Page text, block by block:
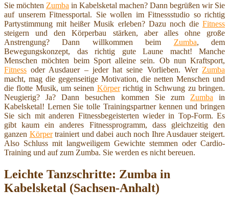
Sie möchten Zumba in Kabelsketal machen? Dann begrüßen wir Sie
auf unserem Fitnessportal. Sie wollen im Fitnessstudio so richtig
Partystimmung mit heißer Musik erleben? Dazu noch die Fitness
steigern und den Körperbau stärken, aber alles ohne große
Anstrengung? Dann willkommen beim Zumba, dem
Bewegungskonzept, das richtig gute Laune macht! Manche
Menschen möchten beim Sport alleine sein. Ob nun Kraftsport,
Fitness oder Ausdauer – jeder hat seine Vorlieben. Wer Zumba
macht, mag die gegenseitige Motivation, die netten Menschen und
die flotte Musik, um seinen Körperrichtig in Schwung zu bringen.
Neugierig? Ja? Dann besuchen kommen Sie zum Zumba in
Kabelsketal! Lernen Sie tolle Trainingspartner kennen und bringen
Sie sich mit anderen Fitnessbegeisterten wieder in Top-Form. Es
gibt kaum ein anderes Fitnessprogramm, dass gleichzeitig den
ganzen Körpertrainiert und dabei auch noch Ihre Ausdauer steigert.
Also Schluss mit langweiligem Gewichte stemmen oder Cardio-
Training und auf zum Zumba. Sie werden es nicht bereuen.
Leichte Tanzschritte: Zumba in
Kabelsketal (Sachsen-Anhalt)